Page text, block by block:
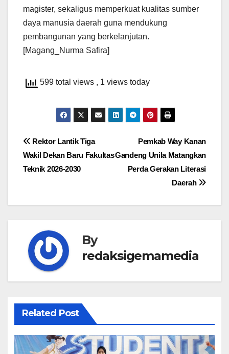
magister, sekaligus memperkuat kualitas sumber
daya manusia daerah guna mendukung
pembangunan yang berkelanjutan.
[Magang_Nurma Safira]
599 total views , 1 views today
Navigasi
pos
Pemkab Way Kanan
Gandeng Unila Matangkan
Perda Gerakan Literasi
Daerah
Rektor Lantik Tiga
Wakil Dekan Baru Fakultas
Teknik 2026-2030
By
redaksigemamedia
Related Post